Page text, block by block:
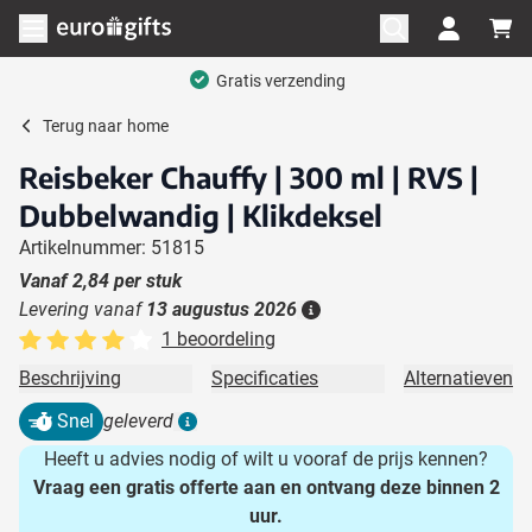
Ga naar de inhoud
Menu openen
Gratis verzending
Terug naar home
Snel geleverd
Details
Reisbeker Chauffy | 300 ml | RVS |
Dubbelwandig | Klikdeksel
Artikelnummer: 51815
Vanaf2,84 per stuk
Levering vanaf 13 augustus 2026
1 beoordeling
Beschrijving
Specificaties Alternatieven
Heeft u advies nodig of wilt u vooraf de prijs kennen?
Vraag een gratis offerte aan en ontvang deze binnen 2
uur.